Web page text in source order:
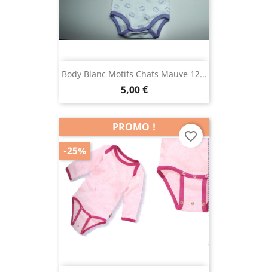
Body Blanc Motifs Chats Mauve 12...
5,00 €
PROMO !
-25%
favorite_border